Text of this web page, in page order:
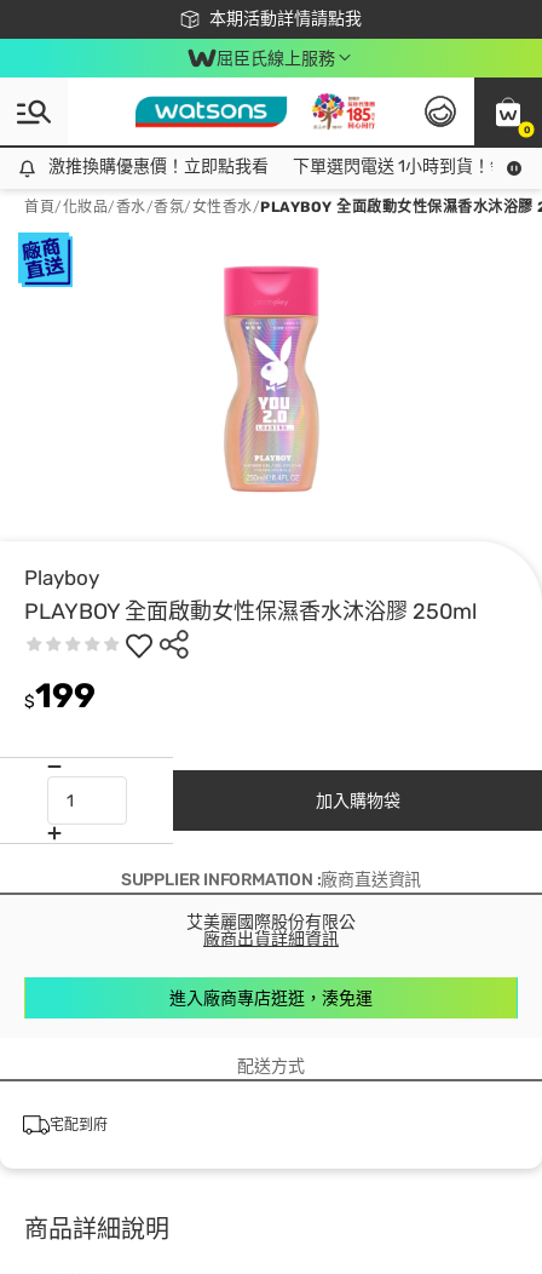
本期活動詳情請點我
下載app最高回饋$350
屈臣氏線上服務
0
激推換購優惠價！立即點我看
激推換購優惠價！立即點我看 下單選閃電送 1小時到貨！領神
首頁/化妝品/香水/香氛/女性香水/PLAYBOY 全面啟動女性保濕香水沐浴膠
Playboy
PLAYBOY 全面啟動女性保濕香水沐浴膠 250ml
$199
加入購物袋
SUPPLIER INFORMATION :廠商直送資訊
艾美麗國際股份有限公
廠商出貨詳細資訊
進入廠商專店逛逛，湊免運
配送方式
宅配到府
商品詳細說明